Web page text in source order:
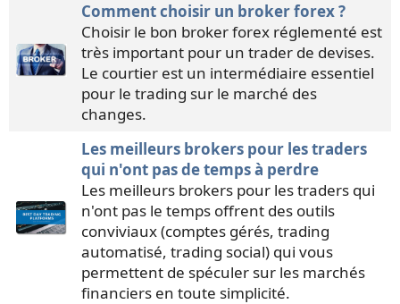
Comment choisir un broker forex ?
Choisir le bon broker forex réglementé est
très important pour un trader de devises.
Le courtier est un intermédiaire essentiel
pour le trading sur le marché des
changes.
Les meilleurs brokers pour les traders
qui n'ont pas de temps à perdre
Les meilleurs brokers pour les traders qui
n'ont pas le temps offrent des outils
conviviaux (comptes gérés, trading
automatisé, trading social) qui vous
permettent de spéculer sur les marchés
financiers en toute simplicité.